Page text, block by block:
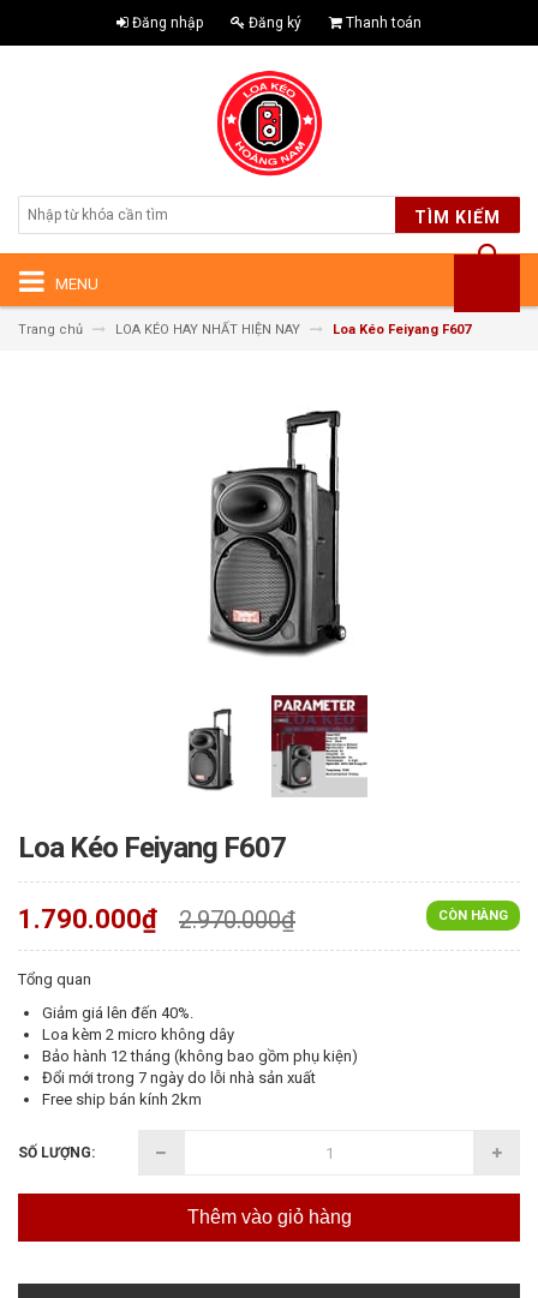
Đăng nhập Đăng ký Thanh toán
TÌM KIẾM
MENU
Trang chủ LOA KÉO HAY NHẤT HIỆN NAY Loa Kéo Feiyang F607
Loa Kéo Feiyang F607
CÒN HÀNG
1.790.000₫ 2.970.000₫
Tổng quan
Giảm giá lên đến 40%.
Loa kèm 2 micro không dây
Bảo hành 12 tháng (không bao gồm phụ kiện)
Đổi mới trong 7 ngày do lỗi nhà sản xuất
Free ship bán kính 2km
SỐ LƯỢNG:
Thêm vào giỏ hàng